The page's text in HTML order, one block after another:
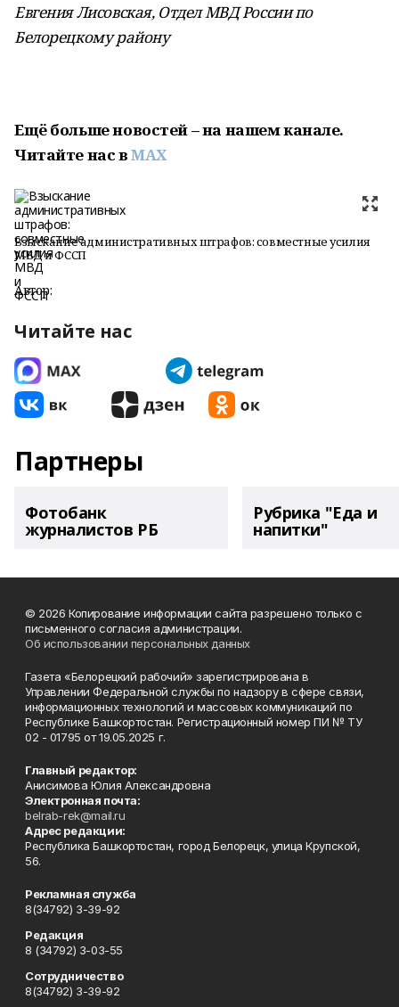
Евгения Лисовская, Отдел МВД России по
Белорецкому району
Ещё больше новостей – на нашем канале.
Читайте насвMAX
Взыскание административных штрафов: совместные усилия
МВД и ФССП
Автор:
Читайте нас
Партнеры
Фотобанк
журналистов РБ
Рубрика "Еда и
напитки"
© 2026 Копирование информации сайта разрешено только с
письменного согласия администрации.
Об использовании персональных данных
Газета «Белорецкий рабочий» зарегистрирована в
Управлении Федеральной службы по надзору в сфере связи,
информационных технологий и массовых коммуникаций по
Республике Башкортостан. Регистрационный номер ПИ № ТУ
02 - 01795 от 19.05.2025 г.
Главный редактор:
Анисимова Юлия Александровна
Электронная почта:
belrab-rek@mail.ru
Адрес редакции:
Республика Башкортостан, город Белорецк, улица Крупской,
56.
Рекламная служба
8(34792) 3-39-92
Редакция
8 (34792) 3-03-55
Сотрудничество
8(34792) 3-39-92